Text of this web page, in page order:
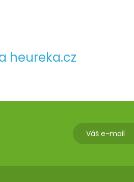
heureka.cz